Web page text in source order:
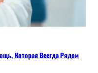
Которая Всегда Рядом